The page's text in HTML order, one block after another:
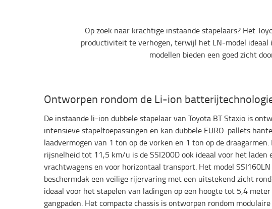
Op zoek naar krachtige instaande stapelaars? Het
productiviteit te verhogen, terwijl het LN-model ideaal
modellen bieden een goed zicht
Ontworpen rondom de Li-ion
De instaande li-ion dubbele stapelaar van Toyota BT Staxio is
intensieve stapeltoepassingen en kan dubbele EURO-pallets
laadvermogen van 1 ton op de vorken en 1 ton op de draagarmen.
rijsnelheid tot 11,5 km/u is de SSI200D ook ideaal voor het laden
vrachtwagens en voor horizontaal transport. Het model
beschermdak een veilige rijervaring met een uitstekend zicht
ideaal voor het stapelen van ladingen op een hoogte tot 5,4
gangpaden. Het compacte chassis is ontworpen rondom